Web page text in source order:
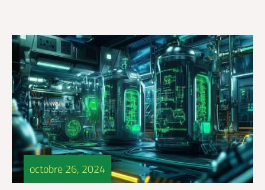
octobre 26, 2024